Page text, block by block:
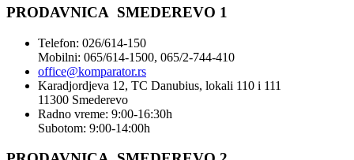
PRODAVNICA SMEDEREVO 1
Telefon: 026/614-150
Mobilni: 065/614-1500, 065/2-744-410
office@komparator.rs
Karadjordjeva 12, TC Danubius, lokali 110 i 111
11300 Smederevo
Radno vreme: 9:00-16:30h
Subotom: 9:00-14:00h